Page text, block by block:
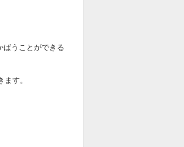
ばうことができる
す。